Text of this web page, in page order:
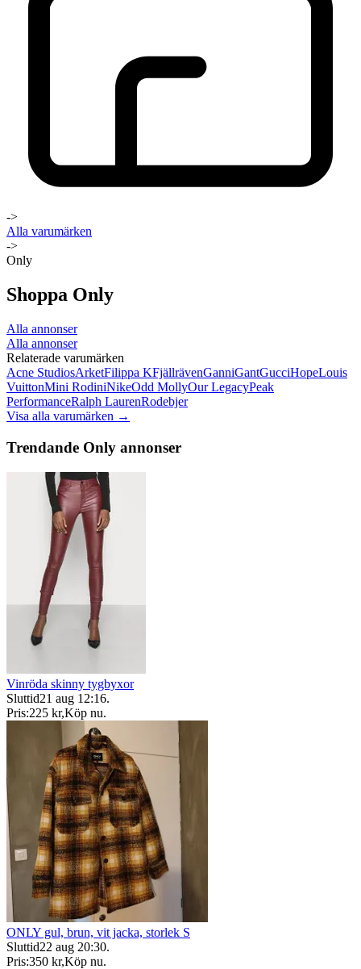
->
Alla varumärken
->
Only
Shoppa Only
Alla annonser
Alla annonser
Relaterade varumärken
Acne StudiosArketFilippa KFjällrävenGanniGantGucciHopeLouis
VuittonMini RodiniNikeOdd MollyOur LegacyPeak
PerformanceRalph LaurenRodebjer
Visa alla varumärken →
Trendande Only annonser
Vinröda skinny tygbyxor
Sluttid21 aug 12:16.
Pris:225 kr,Köp nu.
ONLY gul, brun, vit jacka, storlek S
Sluttid22 aug 20:30.
Pris:350 kr,Köp nu.